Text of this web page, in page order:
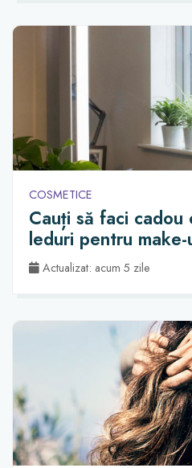
COSMETICE
Cauți să faci cadou
leduri pentru make-
Actualizat: acum 5 zile